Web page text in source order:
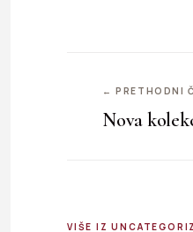
← PRETHODNI
Nova
VIŠE IZ